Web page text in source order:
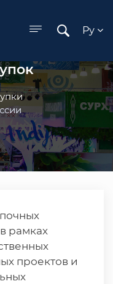
Ру
комиссии
рамках
проектов и